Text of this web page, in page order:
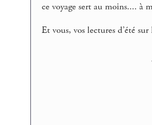
ce voyage sert au moins.... à
Et vous, vos lectures d’été sur